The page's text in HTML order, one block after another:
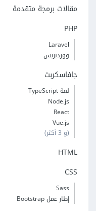
مقالات برمجة متقدمة
PHP
Laravel
ووردبريس
جافاسكربت
لغة TypeScript
Node.js
React
Vue.js
(و 3 أكثر)
HTML
CSS
Sass
إطار عمل Bootstrap